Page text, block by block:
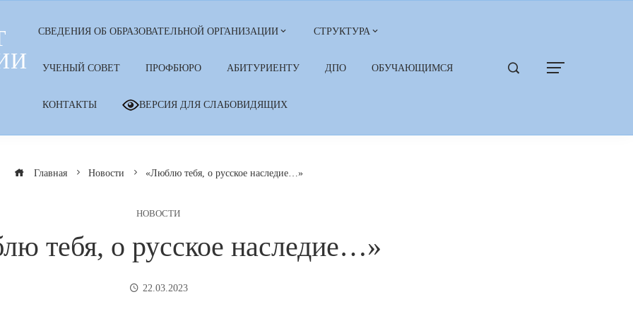
СВЕДЕНИЯ ОБ ОБРАЗОВАТЕЛЬНОЙ ОРГАНИЗАЦИИ СТРУКТУРА
УЧЕНЫЙ СОВЕТ ПРОФБЮРО АБИТУРИЕНТУ ДПО ОБУЧАЮЩИМСЯ
КОНТАКТЫ ВЕРСИЯ ДЛЯ СЛАБОВИДЯЩИХ
Главная Новости «Люблю тебя, о русское наследие…»
НОВОСТИ
тебя, о русское наследие…»
22.03.2023